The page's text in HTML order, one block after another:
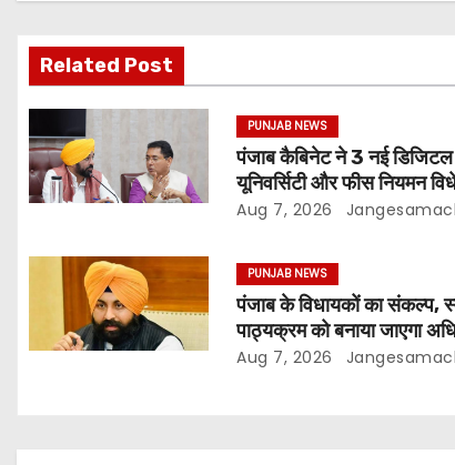
Related Post
PUNJAB NEWS
पंजाब कैबिनेट ने 3 नई
यूनिवर्सिटी और फीस नियमन
मंजूरी
Aug 7, 2026
PUNJAB NEWS
पंजाब के विधायकों का संकल्प,
पाठ्यक्रम को बनाया जाएगा
और आधुनिक
Aug 7, 2026